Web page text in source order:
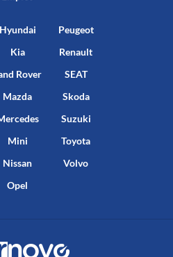
Hyundai
Kia
Rover
Mazda
Mini
Nissan
Opel
Peugeot
Renault
SEAT
Skoda
Suzuki
Toyota
Volvo